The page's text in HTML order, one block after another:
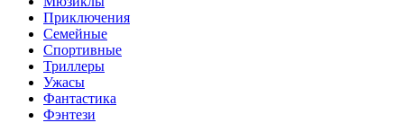
Приключения
Семейные
Спортивные
Триллеры
Ужасы
Фантастика
Фэнтези